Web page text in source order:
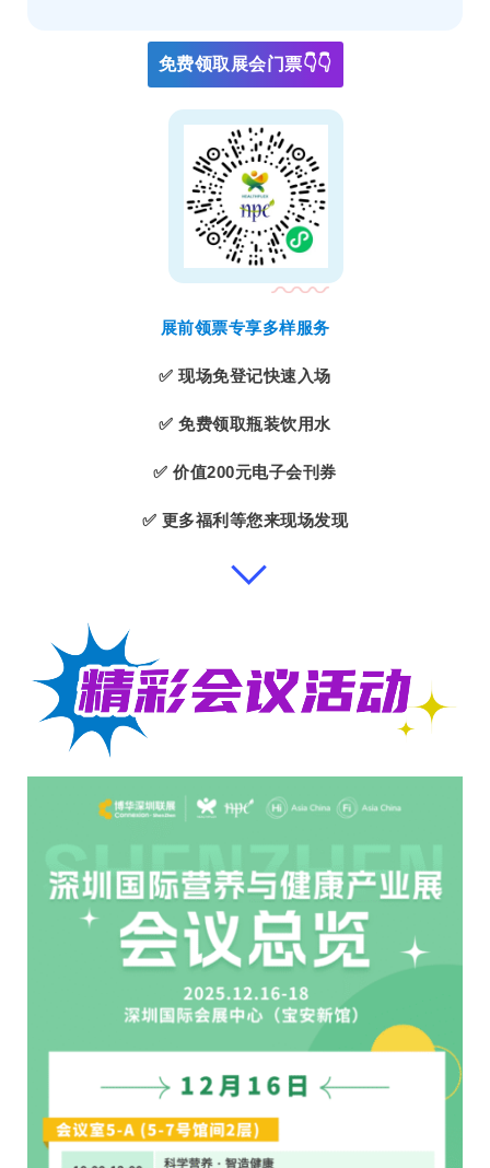
免费领取展会门票👇👇
展前领票专享多样服务
✅ 现场免登记快速入场
✅ 免费领取瓶装饮用水
✅ 价值200元电子会刊券
✅ 更多福利等您来现场发现